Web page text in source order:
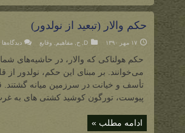
حکم والار (تبعید از نولدور)
۱۷ مهر ۱۳۹۰ D
,ح ,مفاهیم وقایع دیدگاه‌ها
حکم هولناکی که والار، در حاشیه‌های
می‌خوانند. بر مبنای این حکم، نولدور
تأسف و خیانت در سرزمین میانه گشتند.
پیوست، تورگون کوشید کشتی های به
ادامه مطلب »